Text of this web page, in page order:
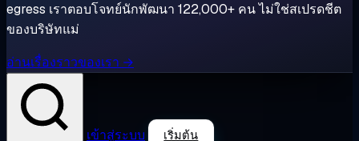
egress เราตอบโจทย์นักพัฒนา 122,000+ คน ไม่ใช่สเปรดชีต
ของบริษัทแม่
อ่านเรื่องราวของเรา →
เข้าสู่ระบบ เริ่มต้น